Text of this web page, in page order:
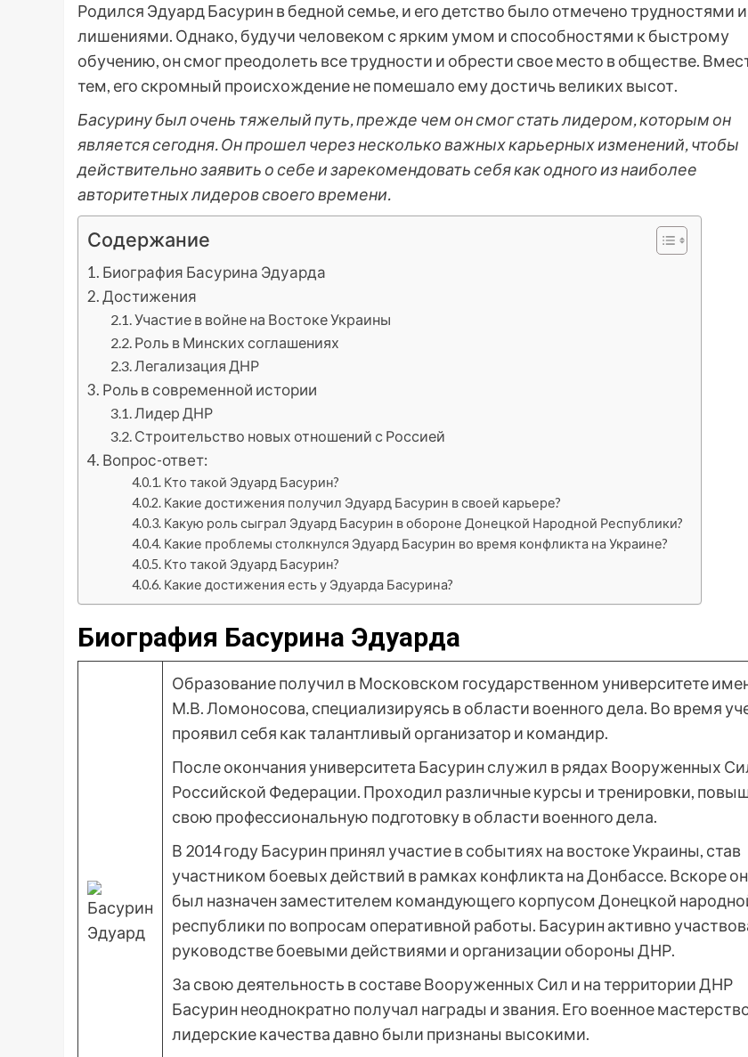
Родился Эдуард Басурин в бедной семье, и его детство было отмечено трудностями и
лишениями. Однако, будучи человеком с ярким умом и способностями к быстрому
обучению, он смог преодолеть все трудности и обрести свое место в обществе.
тем, его скромный происхождение не помешало ему достичь великих высот.
Басурину был очень тяжелый путь, прежде чем он смог стать лидером, которым он
является сегодня. Он прошел через несколько важных карьерных изменений, чтобы
действительно заявить о себе и зарекомендовать себя как одного из наиболее
авторитетных лидеров своего времени.
Содержание
Биография Басурина Эдуарда
Достижения
Участие в войне на Востоке Украины
Роль в Минских соглашениях
Легализация ДНР
Роль в современной истории
Лидер ДНР
Строительство новых отношений с Россией
Вопрос-ответ:
Кто такой Эдуард Басурин?
Какие достижения получил Эдуард Басурин в своей карьере?
Какую роль сыграл Эдуард Басурин в обороне Донецкой Народной Республики?
Какие проблемы столкнулся Эдуард Басурин во время конфликта на Украине?
Кто такой Эдуард Басурин?
Какие достижения есть у Эдуарда Басурина?
Биография Басурина Эдуарда
Образование получил в Московском государственном университете
М.В. Ломоносова, специализируясь в области военного дела. Во время
проявил себя как талантливый организатор и командир.
После окончания университета Басурин служил в рядах Вооруженных
Российской Федерации. Проходил различные курсы и тренировки,
свою профессиональную подготовку в области военного дела.
В 2014 году Басурин принял участие в событиях на востоке Украины, став
участником боевых действий в рамках конфликта на Донбассе. Вскоре он
был назначен заместителем командующего корпусом Донецкой
республики по вопросам оперативной работы. Басурин активно
руководстве боевыми действиями и организации обороны ДНР.
За свою деятельность в составе Вооруженных Сил и на территории ДНР
Басурин неоднократно получал награды и звания. Его военное
лидерские качества давно были признаны высокими.